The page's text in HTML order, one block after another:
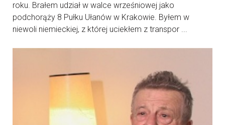
roku. Brałem udział w walce wrześniowej jako
podchorąży 8 Pułku Ułanów w Krakowie. Byłem w
niewoli niemieckiej, z której uciekłem z transpor ...